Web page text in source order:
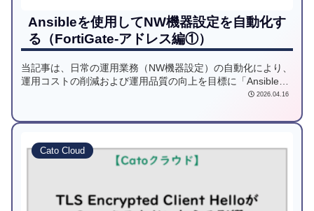
Ansibleを使用してNW機器設定を自動化す
る（FortiGate-アドレス編①）
当記事は、日常の運用業務（NW機器設定）の自動化により、
運用コストの削減および運用品質の向上を目標に「Ansible」
を使用し、様々なNW機器設定を自動化してみようと試みた記
2026.04.16
Cato Cloud